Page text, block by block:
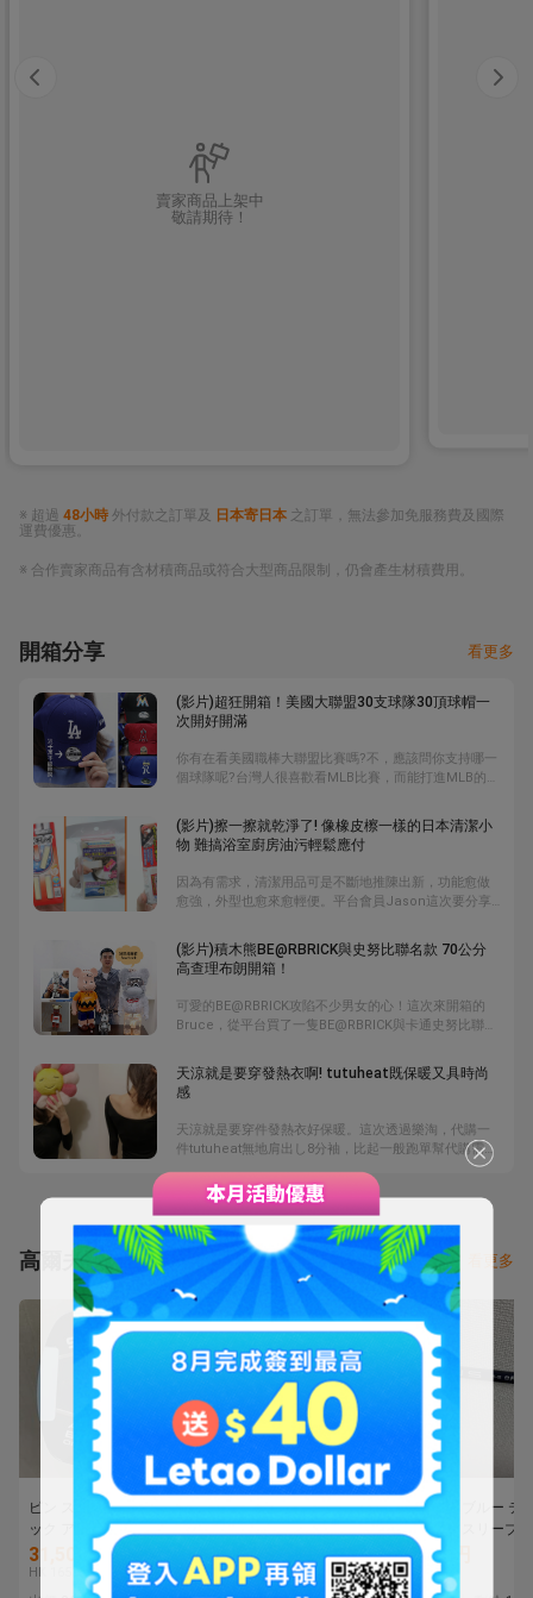
賣家商品上架中
敬請期待！
※ 超過 48小時 外付款之訂單及 日本寄日本 之訂單，無法參加免服務費及國際
運費優惠。
※ 合作賣家商品有含材積商品或符合大型商品限制，仍會產生材積費用。
開箱分享 看更多
(影片)超狂開箱！美國大聯盟30支球隊30頂球帽一
次開好開滿
你有在看美國職棒大聯盟比賽嗎?不，應該問你支持哪一
個球隊呢?台灣人很喜歡看MLB比賽，而能打進MLB的台
「台灣之光」啊! 除了看球賽，很多人喜歡周邊商品，例
如帽子。這次，樂淘「亂開二人組」一次要為大家開箱
大聯盟30支球隊30頂球帽 ......一次開好開滿，別太羨慕
他們喔。
(影片)擦一擦就乾淨了! 像橡皮檫一樣的日本清潔小
物 難搞浴室廚房油污輕鬆應付
因為有需求，清潔用品可是不斷地推陳出新，功能愈做
愈強，外型也愈來愈輕便。平台會員Jason這次要分享
山灰做成的清潔橡皮擦、用柑橘精油製成的金屬像皮檫
與排水管清潔條，成份都純天然，尺寸也都做得小，就
跟橡皮擦一樣，只要擦一擦，就可以把難搞油污清理乾
淨……
(影片)積木熊BE@RBRICK與史努比聯名款 70公分
高查理布朗開箱！
可愛的BE@RBRICK攻陷不少男女的心！這次來開箱的
Bruce，從平台買了一隻BE@RBRICK與卡通史努比聯名
分高。他也另外帶來了尺寸100%與400%的
BE@RBRICK，三個擺在一起比較，還挺有趣的。
天涼就是要穿發熱衣啊! tutuheat既保暖又具時尚
感
天涼就是要穿件發熱衣好保暖。這次透過樂淘，代購一
件tutuheat無地肩出し8分袖，比起一般跑單幫代購需要
780元，到letao樂淘日本代購一件只要360元，等於買一
送一，非常划算，也讓我忍不住一次入手二件。
高爾夫球杆 看更多
ピン スコッツデールテ
ック アリーブルーオン
セット PING
SCOTTSDALE TEC
ALLY BLUE ONSET
31,500円
HK 1653.8
日本仕様2026年newフ
ジクラＴＲＡＶＩＬ７５
硬さS/6本セット未使用
25,001円
HK 1312.6
ベンタスブルー テ
ーメイドスリーブ
ライバー用
6,338円
HK 332.8